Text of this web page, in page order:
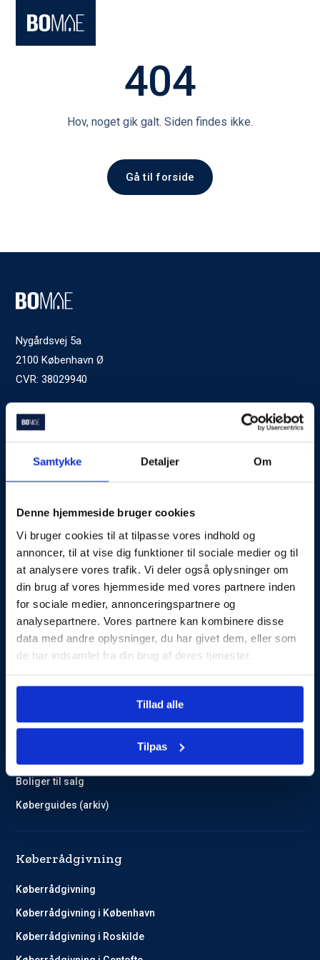
Samtykke Detaljer Om
Denne hjemmeside bruger cookies
Vi bruger cookies til at tilpasse vores indhold og
annoncer, til at vise dig funktioner til sociale medier og til
at analysere vores trafik. Vi deler også oplysninger om
din brug af vores hjemmeside med vores partnere inden
for sociale medier, annonceringspartnere og
analysepartnere. Vores partnere kan kombinere disse
data med andre oplysninger, du har givet dem, eller som
de har indsamlet fra din brug af deres tjenester.
Tillad alle
Tilpas
404
Hov, noget gik galt. Siden findes ikke.
Gå til forside
Nygårdsvej 5a
2100 København Ø
CVR: 38029940
Ved generelle henvendelser kontakt Bomae:
Tlf.72600400 , mandag til fredag 9:00-20:00
Om Bomae
Kontakt
Karriere
Mød Rådgiverne
Boliger til salg
Køberguides (arkiv)
Køberrådgivning
Køberrådgivning
Køberrådgivning i København
Køberrådgivning i Roskilde